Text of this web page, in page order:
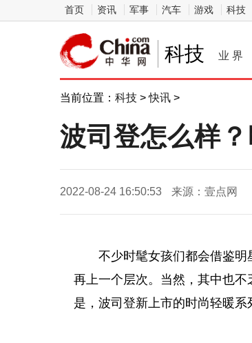
首页 资讯 军事 汽车 游戏 科技
科技 业 界
当前位置： 科技 >快讯 >
波司登怎么样
2022-08-24 16:50:53 来源：壹点网
不少时髦女孩们都会借鉴
再上一个层次。当然，其中也
是，波司登新上市的时尚轻暖系